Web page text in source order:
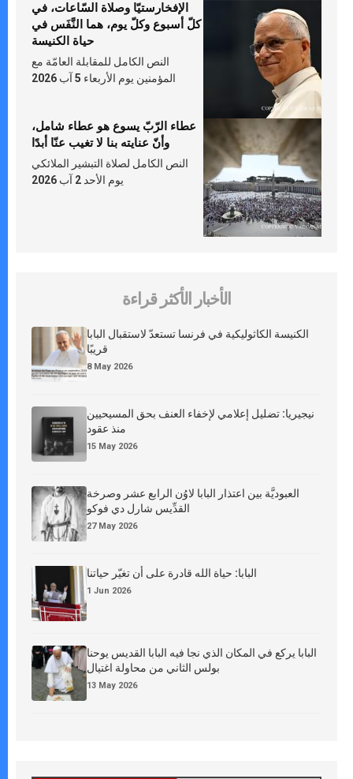
الإفخارستيّا وصلاة السّاعات، في
كلّ أسبوع وكلّ يوم، هما النَّفَس في
حياة الكنيسة
النص الكامل للمقابلة العامّة مع
المؤمنين يوم الأربعاء 5 آب 2026
عطاء الرّبّ يسوع هو عطاء شامل،
وأنّ عنايته بنا لا تغيب عنّا أبدًا
النص الكامل لصلاة التبشير الملائكي
يوم الأحد 2 آب 2026
الأخبار الأكثر قراءة
الكنيسة الكاثوليكية في فرنسا تستعدّ لاستقبال البابا
قريبًا
8 May 2026
نيجيريا: تضليل إعلامي لإخفاء العنف بحق المسيحيين
منذ عقود
15 May 2026
العبوديَّة بين اعتذار البابا لاوُن الرابع عشر وصرخة
القدِّيس شارل دي فوكو
27 May 2026
البابا: حياة الله قادرة على أن تغيّر حياتنا
1 Jun 2026
البابا يركع في المكان الذي نجا فيه البابا القديس يوحنا
بولس الثاني من محاولة اغتيال
13 May 2026